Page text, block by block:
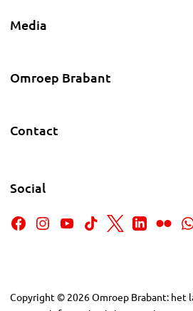
Media
Omroep Brabant
Contact
Social
Copyright © 2026Omroep Brabant: het